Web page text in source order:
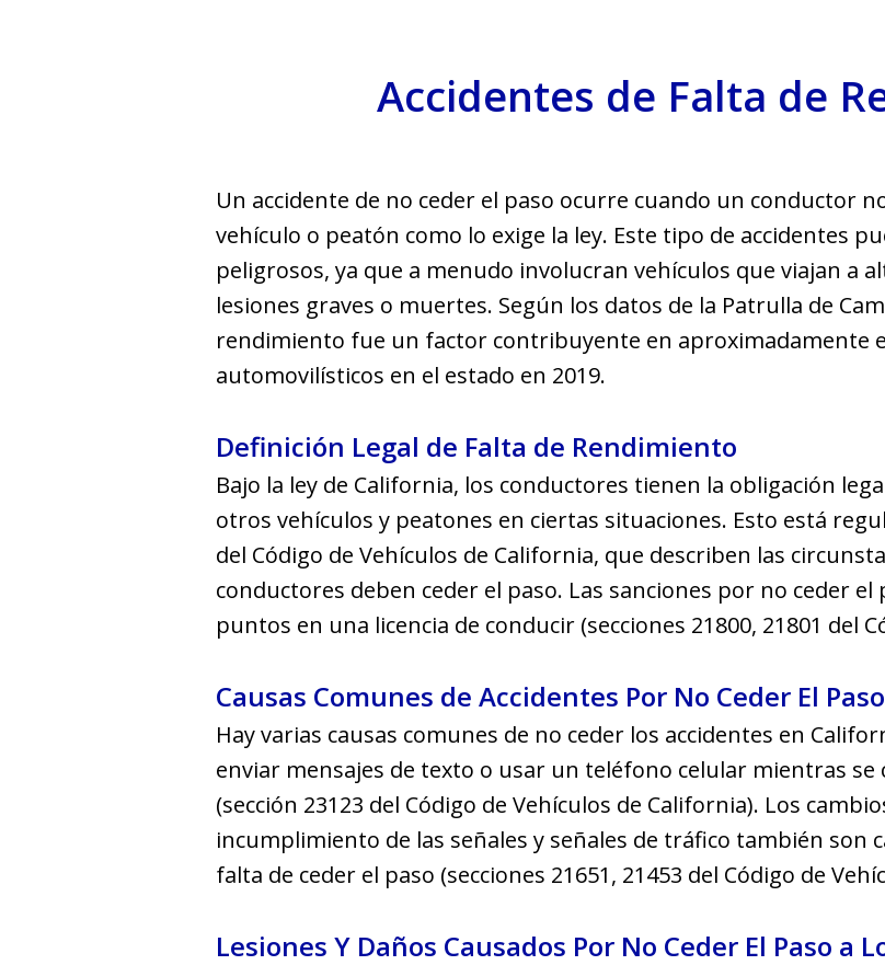
Accidentes de Falta de
Un accidente de no ceder el paso ocurre cuando un conductor
vehículo o peatón como lo exige la ley. Este tipo de accidentes
peligrosos, ya que a menudo involucran vehículos que viajan a
lesiones graves o muertes. Según los datos de la Patrulla de
rendimiento fue un factor contribuyente en aproximadamente
automovilísticos en el estado en 2019.
Definición Legal de Falta de Rendimiento
Bajo la ley de California, los conductores tienen la obligación
otros vehículos y peatones en ciertas situaciones. Esto está
del Código de Vehículos de California, que describen las
conductores deben ceder el paso. Las sanciones por no ceder
puntos en una licencia de conducir (secciones 21800, 21801 del
Causas Comunes de Accidentes Por No Ceder El Paso
Hay varias causas comunes de no ceder los accidentes en
enviar mensajes de texto o usar un teléfono celular mientras
(sección 23123 del Código de Vehículos de California). Los
incumplimiento de las señales y señales de tráfico también son
falta de ceder el paso (secciones 21651, 21453 del Código de
Lesiones Y Daños Causados Por No Ceder El Paso a